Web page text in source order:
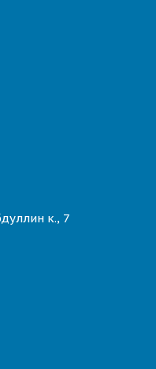
к., 7